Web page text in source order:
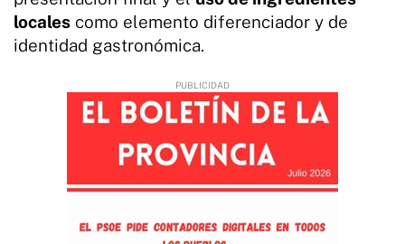
locales como elemento diferenciador y de
identidad gastronómica.